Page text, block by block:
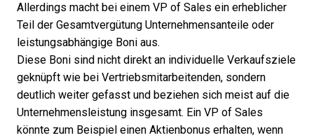
Allerdings macht bei einem VP of Sales ein erheblicher
Teil der Gesamtvergütung Unternehmensanteile oder
leistungsabhängige Boni aus.
Diese Boni sind nicht direkt an individuelle Verkaufsziele
geknüpft wie bei Vertriebsmitarbeitenden, sondern
deutlich weiter gefasst und beziehen sich meist auf die
Unternehmensleistung insgesamt. Ein VP of Sales
könnte zum Beispiel einen Aktienbonus erhalten, wenn